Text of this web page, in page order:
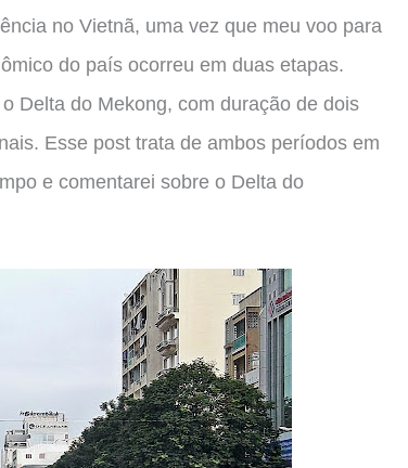
no Vietnã, uma vez que meu voo para
do país ocorreu em duas etapas.
Delta do Mekong, com duração de dois
Esse post trata de ambos períodos em
e comentarei sobre o Delta do